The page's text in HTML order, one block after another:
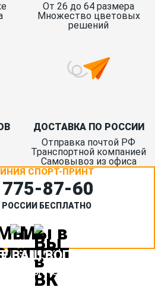
От 26 до 64 размера
Множество цветовых
решений
ДОСТАВКА ПО РОССИИ
Отправка почтой РФ
Транспортной компанией
Самовывоз из офиса
СПОРТ-ПРИНТ
60
РОССИИ БЕСПЛАТНО
ВАШ ВОПРОС
Мы очень быстро свяжемся с
вами :)